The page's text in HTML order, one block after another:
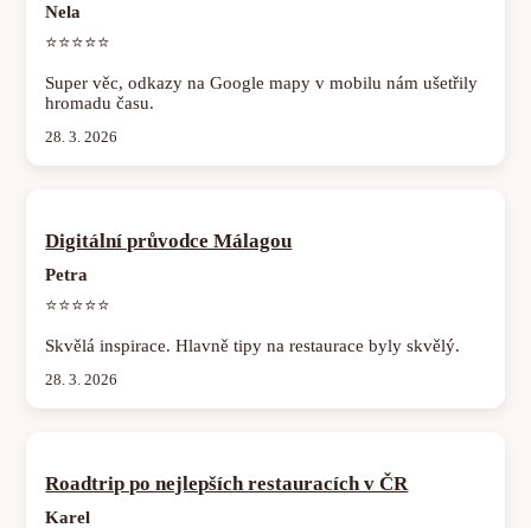
Nela
⭐⭐⭐⭐⭐
Super věc, odkazy na Google mapy v mobilu nám ušetřily
hromadu času.
28. 3. 2026
Digitální průvodce Málagou
Petra
⭐⭐⭐⭐⭐
Skvělá inspirace. Hlavně tipy na restaurace byly skvělý.
28. 3. 2026
Roadtrip po nejlepších restauracích v ČR
Karel